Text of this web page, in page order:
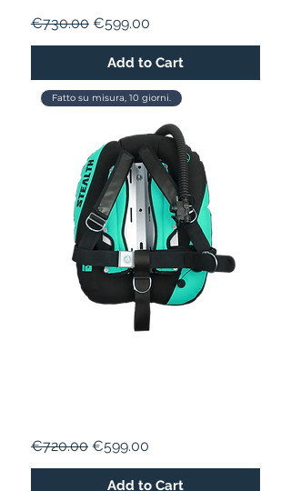
Regular Price
€730.00 Sale Price
€599.00
Add to Cart
Fatto su misura, 10 giorni.
Regular Price
€720.00 Sale Price
€599.00
Add to Cart